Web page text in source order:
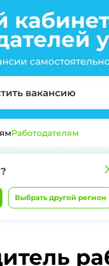
?
Выбрать другой регион
Работодателям